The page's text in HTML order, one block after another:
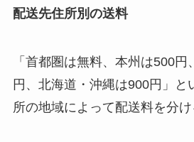
配送先住所別の送料
「首都圏は無料、本州は500
円、北海道・沖縄は900円」と
所の地域によって配送料を分け